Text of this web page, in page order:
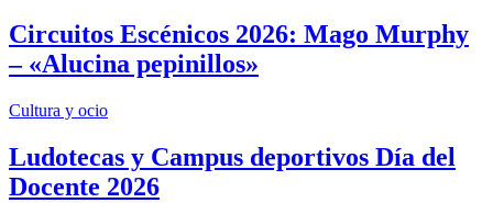
Circuitos Escénicos 2026: Mago Murphy
– «Alucina pepinillos»
Cultura y ocio
Ludotecas y Campus deportivos Día del
Docente 2026